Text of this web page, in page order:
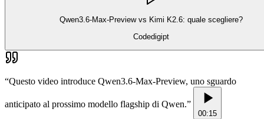
Qwen3.6-Max-Preview vs Kimi K2.6: quale scegliere?
Codedigipt
“Questo video introduce Qwen3.6-Max-Preview, uno sguardo
anticipato al prossimo modello flagship di Qwen.”
00:15